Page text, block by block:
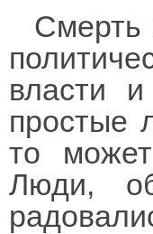
Смерть
власти
простые
то
Люди,